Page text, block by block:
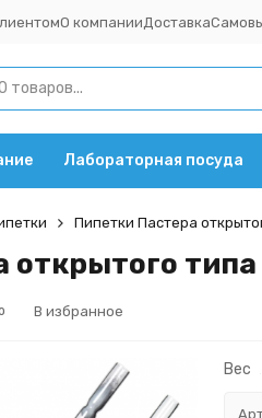
О компании Доставка
Лабораторная посуда
Пипетки Пастера
открытого
В избранное
Вес